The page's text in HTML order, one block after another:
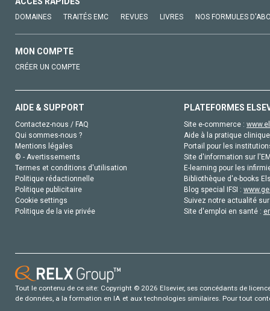
DOMAINES TRAITÉS EMC REVUES LIVRES NOS FORMULES
MON COMPTE
CRÉER UN COMPTE
AIDE & SUPPORT
Contactez-nous / FAQ
Qui sommes-nous ?
Mentions légales
© - Avertissements
Termes et conditions d'utilisation
Politique rédactionnelle
Politique publicitaire
Cookie settings
Politique de la vie privée
PLATEFORMES
Site e-commerce :
Aide à la pratique
Portail pour les
Site d'information sur
E-learning pour les
Bibliothèque d'e-books
Blog special IFSI :
Suivez notre actualité
Site d'emploi en santé :
Tout le contenu de ce site: Copyright © 2026 Elsevier, ses concédants de
de données, a la formation en IA et aux technologies similaires. Pour tout